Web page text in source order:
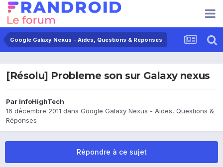
Google Galaxy Nexus - Aides, Questions & Réponses
[Résolu] Probleme son sur Galaxy nexus
Par InfoHighTech
16 décembre 2011 dans Google Galaxy Nexus - Aides, Questions &
Réponses
Répondre à ce sujet